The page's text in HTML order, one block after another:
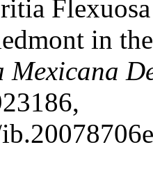
in
Mexicana